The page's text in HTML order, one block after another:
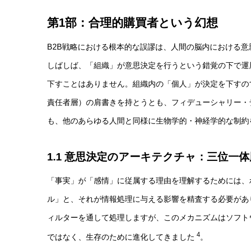
第1部：合理的購買者という幻想
B2B戦略における根本的な誤謬は、人間の脳内における
しばしば、「組織」が意思決定を行うという錯覚の下で
下すことはありません。組織内の「個人」が決定を下す
責任者層）の肩書きを持とうとも、フィデューシャリー
も、他のあらゆる人間と同様に生物学的・神経学的な制約
1.1 意思決定のアーキテクチャ：三位一
「事実」が「感情」に従属する理由を理解するためには
ル」と、それが情報処理に与える影響を精査する必要が
ィルターを通して処理しますが、このメカニズムはソフ
ではなく、生存のために進化してきました 4。